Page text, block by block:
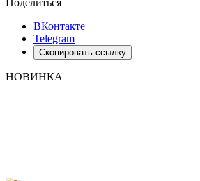
ВКонтакте
Telegram
Скопировать ссылку
НОВИНКА